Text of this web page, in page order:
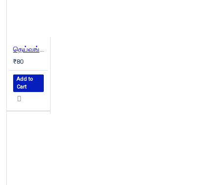
தெய்வங்களும் சமூக மரபுகளும்
₹80
Add to
Cart